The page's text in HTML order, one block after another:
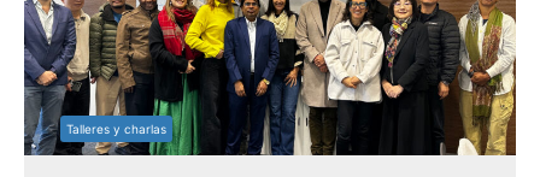
Talleres y charlas